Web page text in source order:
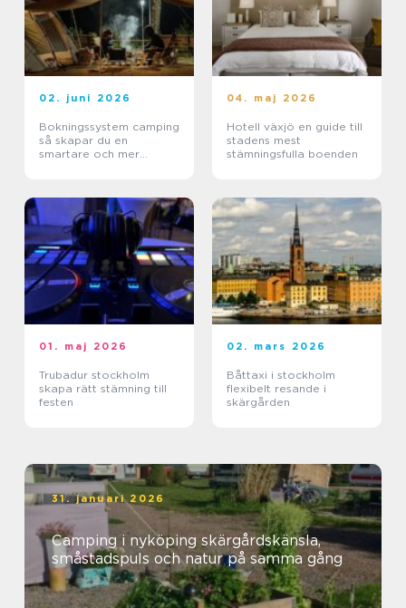
02. juni 2026
Bokningssystem camping
så skapar du en
smartare och mer
04. maj 2026
Hotell växjö en guide till
stadens mest
stämningsfulla boenden
01. maj 2026
Trubadur stockholm
skapa rätt stämning till
festen
02. mars 2026
Båttaxi i stockholm
flexibelt resande i
skärgården
31. januari 2026
Camping i nyköping skärgårdskänsla,
småstadspuls och natur på samma gång